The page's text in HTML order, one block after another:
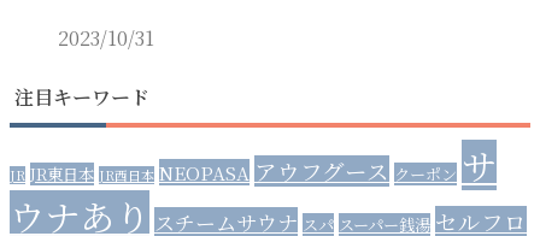
2023/10/31
注目キーワード
JR JR東日本 JR西日本 NEOPASA アウフグース クーポン サ
ウナあり スチームサウナ スパ スーパー銭湯 セルフロ